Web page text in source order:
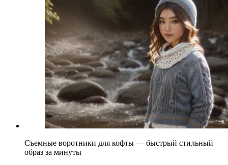
Съемные воротники для кофты — быстрый стильный
образ за минуты